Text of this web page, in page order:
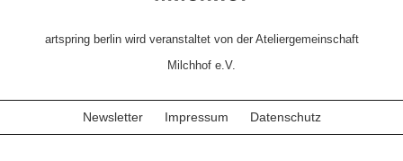
artspring berlin wird veranstaltet von der Ateliergemeinschaft
Milchhof e.V.
Newsletter Impressum Datenschutz